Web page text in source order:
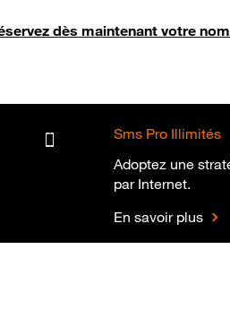
dès maintenant votre
Sms Pro Illimités
Adoptez une
par Internet.
En savoir plus